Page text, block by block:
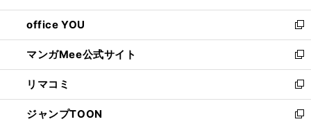
開
く
ウ
で
開
く
ウ
ィ
ン
ド
ウ
で
開
く
し
い
ウ
ィ
ン
ド
ウ
で
office YOU
新
し
い
ウ
ィ
ン
ド
マンガMee公式サイト
新
し
い
ウ
ィ
リマコミ
新
し
い
ジャンプTOON
新